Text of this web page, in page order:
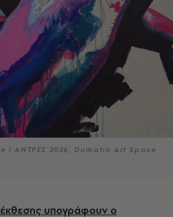
| ΑΝΤΡΕΣ 2026, Domatio Art Space